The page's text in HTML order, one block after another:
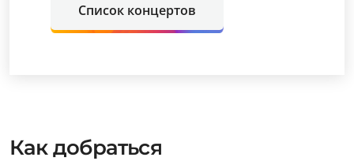
Список концертов
Как добраться